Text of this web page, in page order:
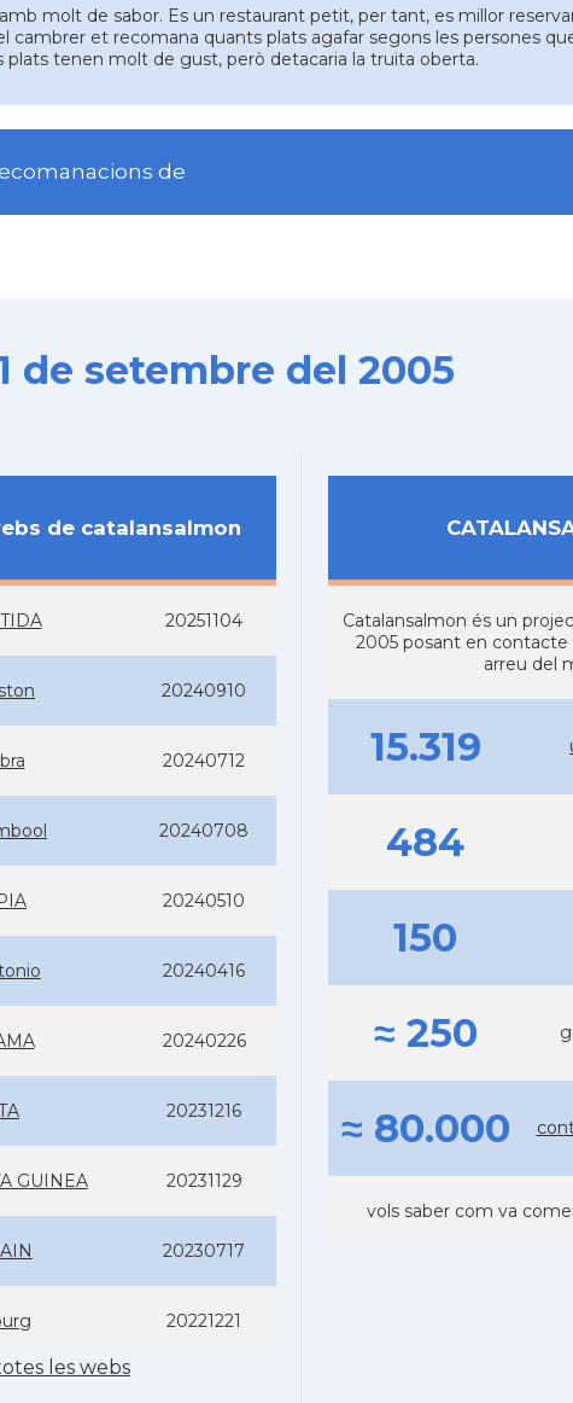
molt de sabor. Es un restaurant petit, per tant, es millor
cambrer et recomana quants plats agafar segons les persones
plats tenen molt de gust, però detacaria la truita oberta.
de
de setembre del 2005
de catalansalmon
20251104
20240910
20240712
20240708
20240510
20240416
20240226
20231216
GUINEA 20231129
20230717
20221221
les webs
Catalansalmon és un
2005 posant en contacte
arreu del
15.319
484
150
≈ 250
≈ 80.000
vols saber com va